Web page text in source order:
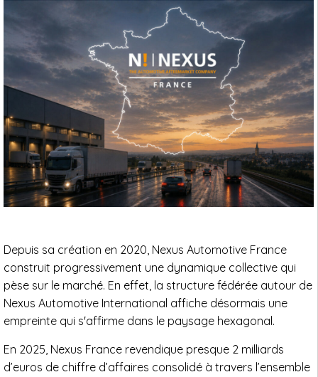
Depuis sa création en 2020, Nexus Automotive France
construit progressivement une dynamique collective qui
pèse sur le marché. En effet, la structure fédérée autour de
Nexus Automotive International affiche désormais une
empreinte qui s'affirme dans le paysage hexagonal.
En 2025, Nexus France revendique presque 2 milliards
d’euros de chiffre d’affaires consolidé à travers l’ensemble